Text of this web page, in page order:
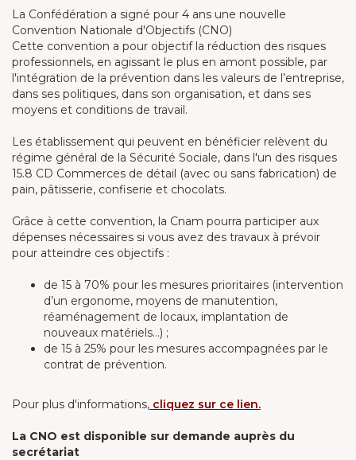
La Confédération a signé pour 4 ans une nouvelle
Convention Nationale d'Objectifs (CNO)
Cette convention a pour objectif la réduction des risques
professionnels, en agissant le plus en amont possible, par
l'intégration de la prévention dans les valeurs de l’entreprise,
dans ses politiques, dans son organisation, et dans ses
moyens et conditions de travail.
Les établissement qui peuvent en bénéficier relèvent du
régime général de la Sécurité Sociale, dans l'un des risques
15.8 CD Commerces de détail (avec ou sans fabrication) de
pain, pâtisserie, confiserie et chocolats.
Grâce à cette convention, la Cnam pourra participer aux
dépenses nécessaires si vous avez des travaux à prévoir
pour atteindre ces objectifs :
de 15 à 70% pour les mesures prioritaires (intervention
d’un ergonome, moyens de manutention,
réaménagement de locaux, implantation de
nouveaux matériels…) ;
de 15 à 25% pour les mesures accompagnées par le
contrat de prévention.
Pour plus d'informations, cliquez sur ce lien.
La CNO est disponible sur demande auprès du
secrétariat